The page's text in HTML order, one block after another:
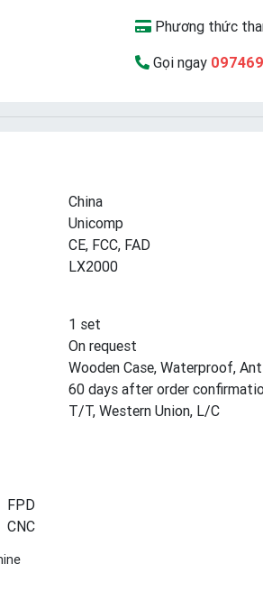
Phương thức
Gọi ngay
China
Unicomp
CE, FCC, FAD
LX2000
1 set
On request
Wooden Case, Waterproof,
60 days after order
T/T, Western Union, L/C
FPD
CNC